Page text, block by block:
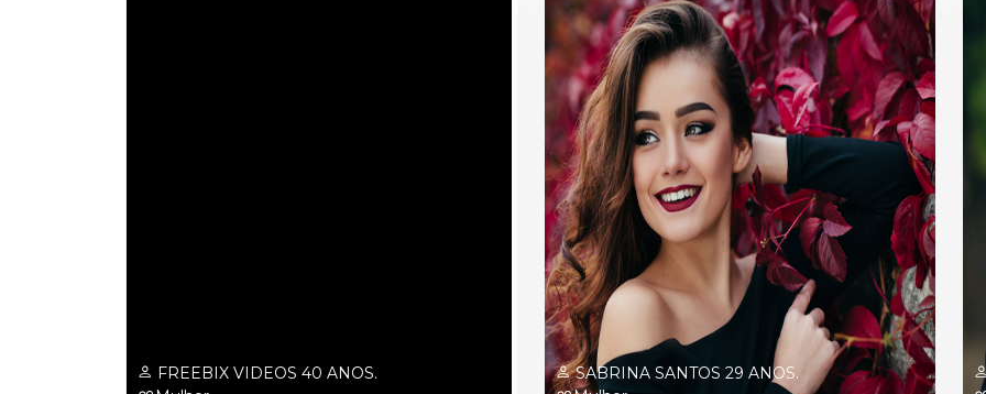
FREEBIX VIDEOS 40 ANOS.
SABRINA SANTOS 29 ANOS.